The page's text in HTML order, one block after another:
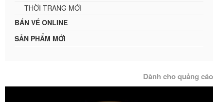
THỜI TRANG MỚI
BÁN VÉ ONLINE
SẢN PHẨM MỚI
Dành cho quảng cáo